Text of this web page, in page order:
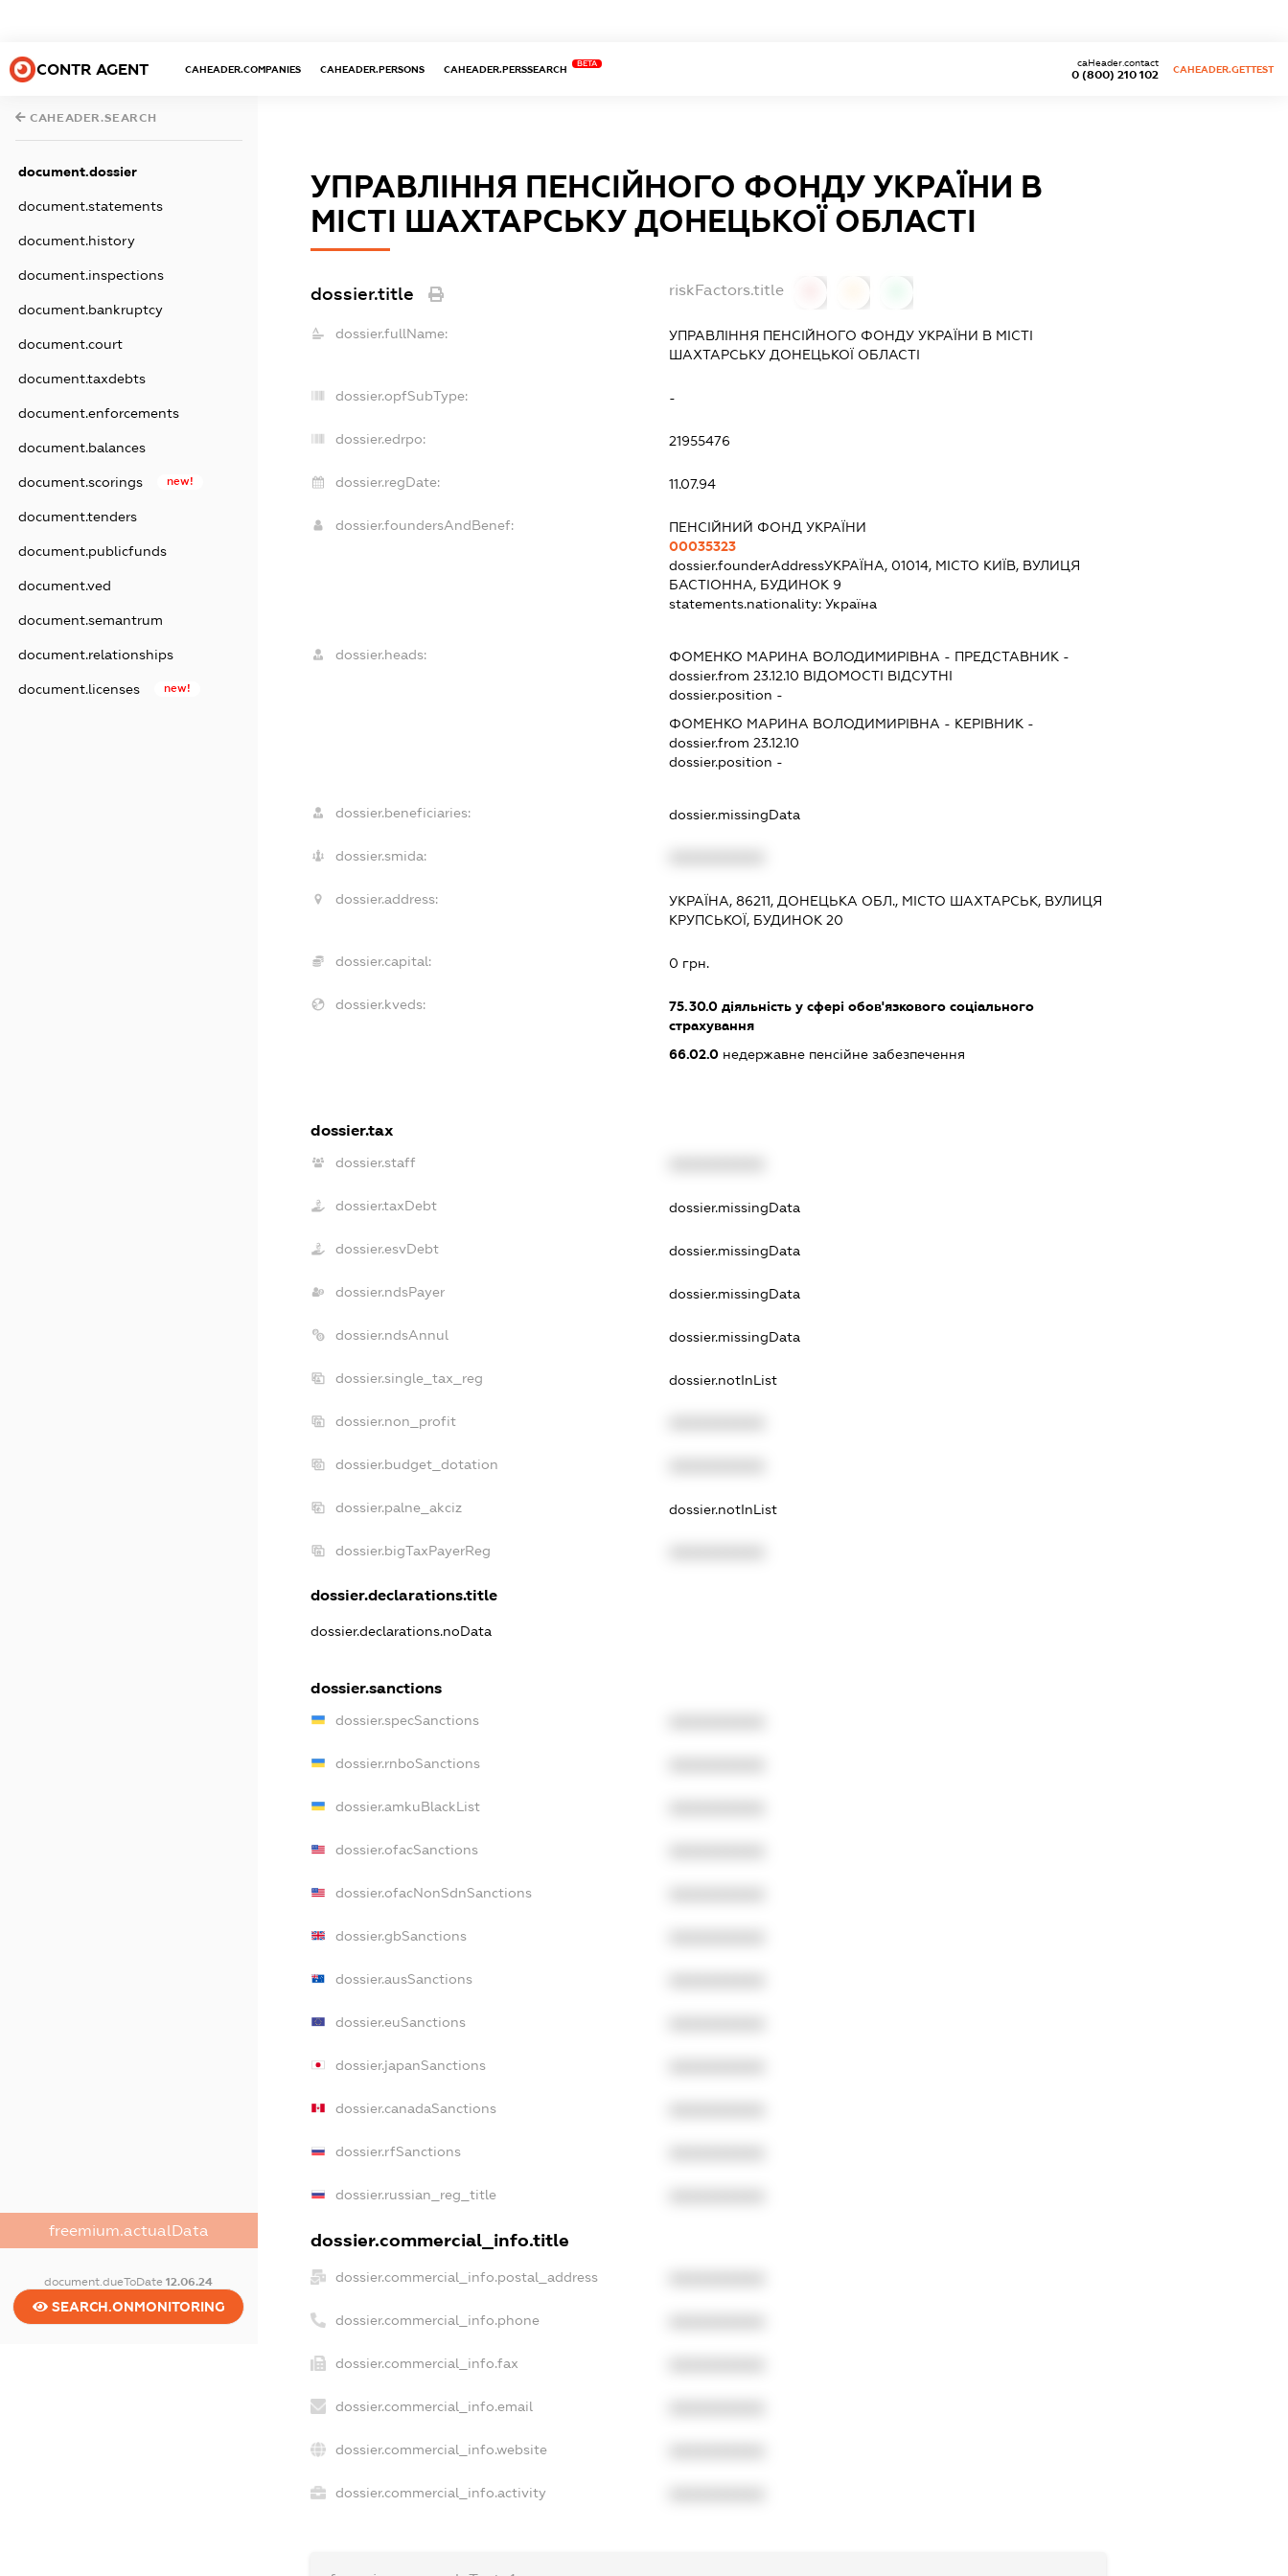
CONTR AGENT CAHEADER.COMPANIES CAHEADER.PERSONS CAHEADER.PERSSEARCH
BETA
0 (800) 210 102
caHeader.contact
CAHEADER.GETTEST
CAHEADER.SEARCH
document.dossier
document.statements
document.history
document.inspections
document.bankruptcy
document.court
document.taxdebts
document.enforcements
document.balances
document.scorings new!
document.tenders
document.publicfunds
document.ved
document.semantrum
document.relationships
document.licenses new!
freemium.actualData
document.dueToDate12.06.24
SEARCH.ONMONITORING
УПРАВЛІННЯ ПЕНСІЙНОГО ФОНДУ УКРАЇНИ В
МІСТІ ШАХТАРСЬКУ ДОНЕЦЬКОЇ ОБЛАСТІ
dossier.title riskFactors.title
dossier.fullName:
УПРАВЛІННЯ ПЕНСІЙНОГО ФОНДУ УКРАЇНИ В МІСТІ
ШАХТАРСЬКУ ДОНЕЦЬКОЇ ОБЛАСТІ
dossier.opfSubType: -
dossier.edrpo: 21955476
dossier.regDate: 11.07.94
dossier.foundersAndBenef:
ПЕНСІЙНИЙ ФОНД УКРАЇНИ
00035323
dossier.founderAddressУКРАЇНА, 01014, МІСТО КИЇВ, ВУЛИЦЯ
БАСТІОННА, БУДИНОК 9
statements.nationality: Україна
dossier.heads: ФОМЕНКО МАРИНА ВОЛОДИМИРІВНА - ПРЕДСТАВНИК -
dossier.from 23.12.10 ВІДОМОСТІ ВІДСУТНІ
dossier.position -
ФОМЕНКО МАРИНА ВОЛОДИМИРІВНА - КЕРІВНИК -
dossier.from 23.12.10
dossier.position -
dossier.beneficiaries: dossier.missingData
dossier.smida:
dossier.address:
УКРАЇНА, 86211, ДОНЕЦЬКА ОБЛ., МІСТО ШАХТАРСЬК, ВУЛИЦЯ
КРУПСЬКОЇ, БУДИНОК 20
dossier.capital: 0 грн.
dossier.kveds: 75.30.0діяльність у сфері обов'язкового соціального
страхування
66.02.0недержавне пенсійне забезпечення
dossier.tax
dossier.staff
dossier.taxDebt dossier.missingData
dossier.esvDebt dossier.missingData
dossier.ndsPayer dossier.missingData
dossier.ndsAnnul dossier.missingData
dossier.single_tax_reg dossier.notInList
dossier.non_profit
dossier.budget_dotation
dossier.palne_akciz dossier.notInList
dossier.bigTaxPayerReg
dossier.declarations.title
dossier.declarations.noData
dossier.sanctions
dossier.specSanctions
dossier.rnboSanctions
dossier.amkuBlackList
dossier.ofacSanctions
dossier.ofacNonSdnSanctions
dossier.gbSanctions
dossier.ausSanctions
dossier.euSanctions
dossier.japanSanctions
dossier.canadaSanctions
dossier.rfSanctions
dossier.russian_reg_title
dossier.commercial_info.title
dossier.commercial_info.postal_address
dossier.commercial_info.phone
dossier.commercial_info.fax
dossier.commercial_info.email
dossier.commercial_info.website
dossier.commercial_info.activity